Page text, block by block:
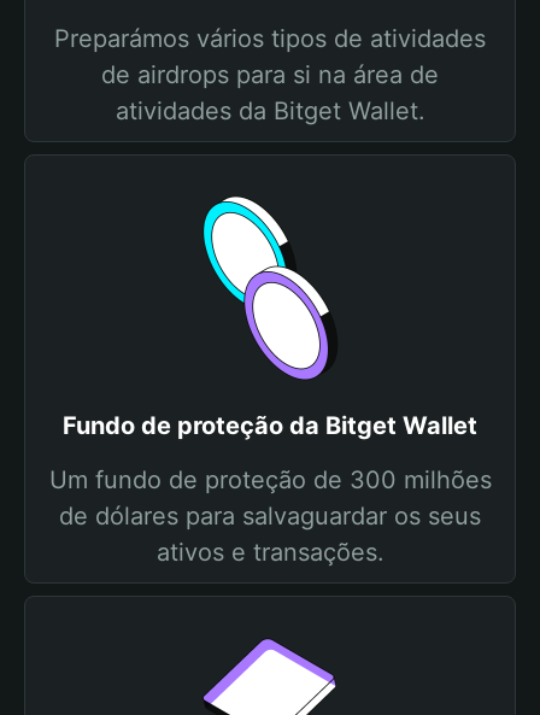
Preparámos vários tipos de atividades
de airdrops para si na área de
atividades da Bitget Wallet.
Fundo de proteção da Bitget Wallet
Um fundo de proteção de 300 milhões
de dólares para salvaguardar os seus
ativos e transações.